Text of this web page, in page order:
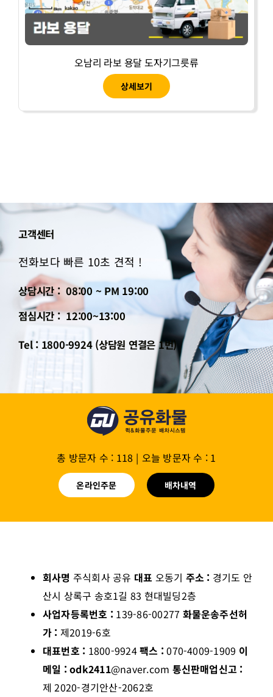
오남리 라보 용달 도자기그릇류
상세보기
고객센터
전화보다 빠른 10초 견적 !
상담시간 : 08:00 ~ PM 19:00
점심시간 : 12:00~13:00
Tel : 1800-9924 (상담원 연결은 1번)
총 방문자 수 : 118 | 오늘 방문자 수 : 1
온라인주문 배차내역
회사명 주식회사 공유 대표 오동기 주소 : 경기도 안
산시 상록구 송호1길 83 현대빌딩2층
사업자등록번호 : 139-86-00277 화물운송주선허
가 : 제2019-6호
대표번호 : 1800-9924팩스 :070-4009-1909 이
메일 : odk2411@naver.com 통신판매업신고 :
제 2020-경기안산-2062호